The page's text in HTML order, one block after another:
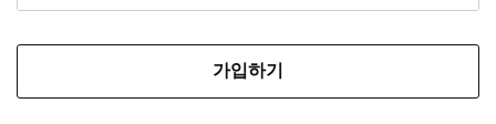
가입하기